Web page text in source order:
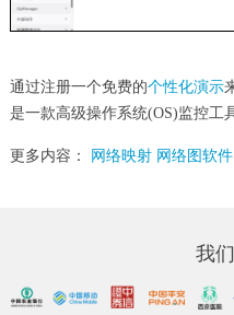
通过注册一个免费的个性化演示
是一款高级操作系统(OS)监控工
更多内容： 网络映射 网络图软件
我